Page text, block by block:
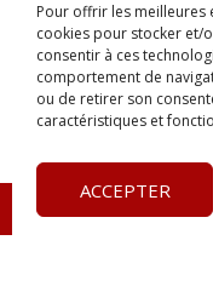
Pour offrir les meilleures
cookies pour stocker et/
consentir à ces
comportement de
ou de retirer son
caractéristiques et
ACCEPTER
Le